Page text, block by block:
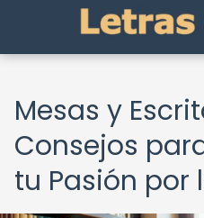
Mesas y
Consejos
tu Pasión por